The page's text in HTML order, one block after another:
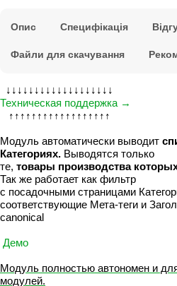
Опис Специфікація
Файли для скачування
↓↓↓↓↓↓↓↓↓↓↓↓↓↓↓↓↓↓↓
Техническая поддержка →
↑↑↑↑↑↑↑↑↑↑↑↑↑↑↑↑↑↑
Модуль автоматически выводит
Категориях. Выводятся только
те, товары производства
Так же работает как фильтр
с посадочными страницами
соответствующие Мета-теги и
canonical
Демо
Модуль полностью автономен и
модулей.